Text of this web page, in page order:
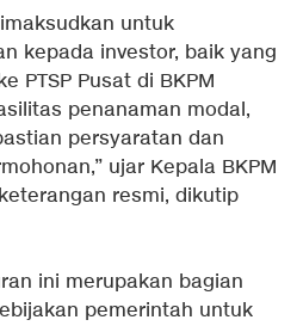
untuk
kepada investor, baik yang
PTSP Pusat di BKPM
penanaman modal,
persyaratan dan
ujar Kepala BKPM
resmi, dikutip
ini merupakan bagian
pemerintah untuk